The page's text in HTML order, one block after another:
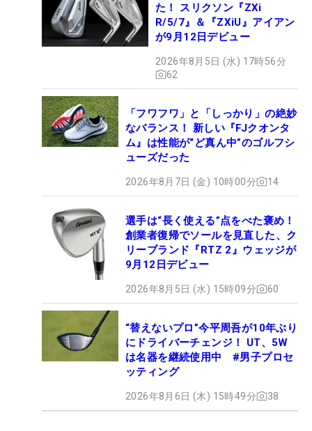
た！ スリクソン『ZXi
R/5/7』＆『ZXiU』アイアン
が9月12日デビュー
2026年8月5日 (水) 17時56分
62
「フワフワ」と「しっかり」の絶妙
なバランス！ 新しい『FJクオンタ
ム』は性能が“ど真ん中”のゴルフシ
ューズだった
2026年8月7日 (金) 10時00分 14
選手は“長く使える”点をべた褒め！
創業者復帰でソールを見直した、ク
リーブランド『RTZ 2』ウェッジが
9月12日デビュー
2026年8月5日 (水) 15時09分 60
“替えないプロ”今平周吾が10年ぶり
にドライバーチェンジ！ UT、5W
は名器を継続使用中 #男子プロセ
ッティング
2026年8月6日 (木) 15時49分 38